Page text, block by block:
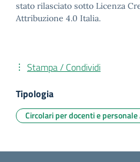
stato rilasciato sotto Licenza
Attribuzione 4.0 Italia.
Stampa / Condividi
Tipologia
Circolari per docenti e personale